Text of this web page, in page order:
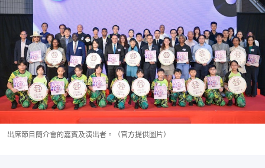
出席節目簡介會的嘉賓及演出者。（官方提供圖片）